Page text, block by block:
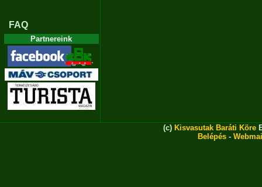
FAQ
Partnereink
(c) Kisvasutak Baráti Köre
Belépés -